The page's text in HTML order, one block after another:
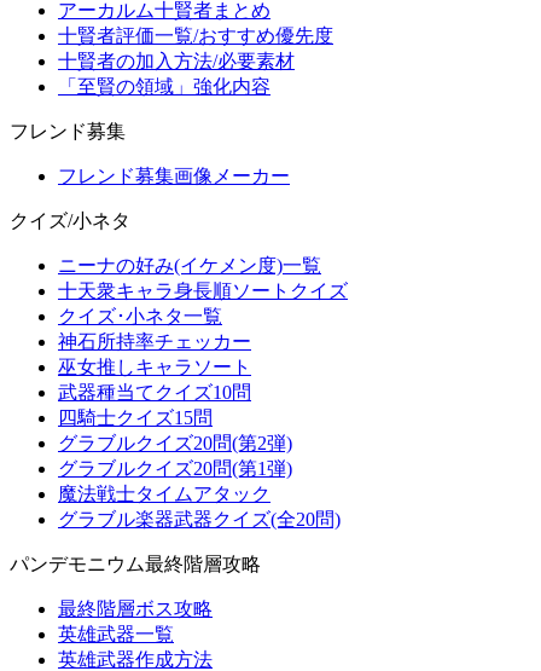
アーカルム十賢者まとめ
十賢者評価一覧/おすすめ優先度
十賢者の加入方法/必要素材
「至賢の領域」強化内容
フレンド募集
フレンド募集画像メーカー
クイズ/小ネタ
ニーナの好み(イケメン度)一覧
十天衆キャラ身長順ソートクイズ
クイズ･小ネタ一覧
神石所持率チェッカー
巫女推しキャラソート
武器種当てクイズ10問
四騎士クイズ15問
グラブルクイズ20問(第2弾)
グラブルクイズ20問(第1弾)
魔法戦士タイムアタック
グラブル楽器武器クイズ(全20問)
パンデモニウム最終階層攻略
最終階層ボス攻略
英雄武器一覧
英雄武器作成方法